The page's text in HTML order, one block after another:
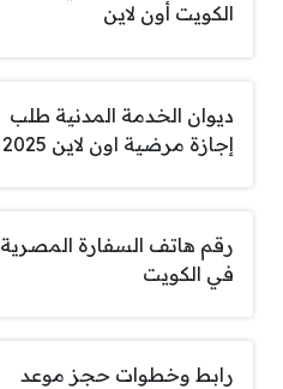
الكويت أون لاين
ديوان الخدمة المدنية طلب
إجازة مرضية اون لاين 2025
رقم هاتف السفارة المصرية
في الكويت
رابط وخطوات حجز موعد